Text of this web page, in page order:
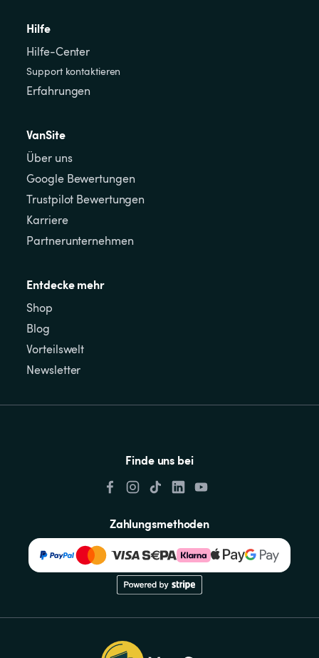
Hilfe
Hilfe-Center
Support kontaktieren
Erfahrungen
VanSite
Über uns
Google Bewertungen
Trustpilot Bewertungen
Karriere
Partnerunternehmen
Entdecke mehr
Shop
Blog
Vorteilswelt
Newsletter
Finde uns bei
Zahlungsmethoden